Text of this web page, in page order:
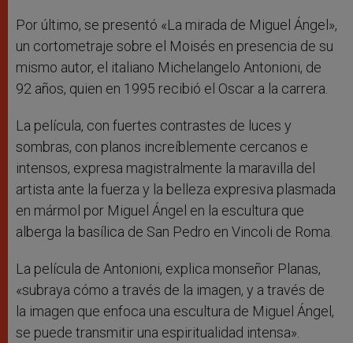
Por último, se presentó «La mirada de Miguel Ángel»,
un cortometraje sobre el Moisés en presencia de su
mismo autor, el italiano Michelangelo Antonioni, de
92 años, quien en 1995 recibió el Oscar a la carrera.
La película, con fuertes contrastes de luces y
sombras, con planos increíblemente cercanos e
intensos, expresa magistralmente la maravilla del
artista ante la fuerza y la belleza expresiva plasmada
en mármol por Miguel Ángel en la escultura que
alberga la basílica de San Pedro en Vincoli de Roma.
La película de Antonioni, explica monseñor Planas,
«subraya cómo a través de la imagen, y a través de
la imagen que enfoca una escultura de Miguel Ángel,
se puede transmitir una espiritualidad intensa».